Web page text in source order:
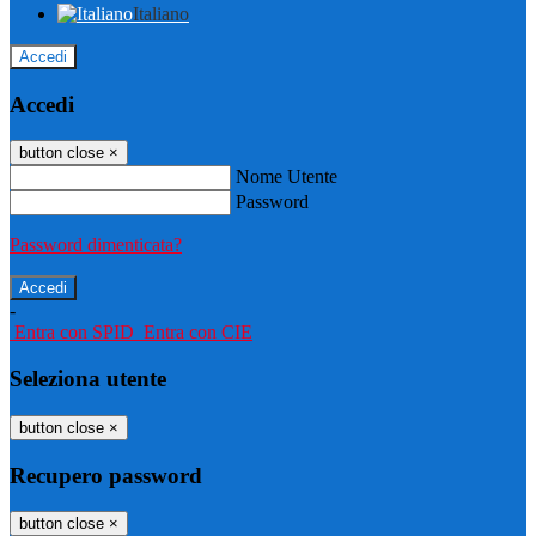
Italiano
Accedi
Accedi
button close ×
Nome Utente
Password
Password dimenticata?
-
Entra con SPID Entra con CIE
Seleziona utente
button close ×
Recupero password
button close ×